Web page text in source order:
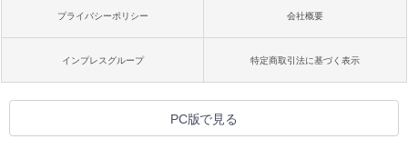
プライバシーポリシー 会社概要
インプレスグループ 特定商取引法に基づく表示
PC版で見る